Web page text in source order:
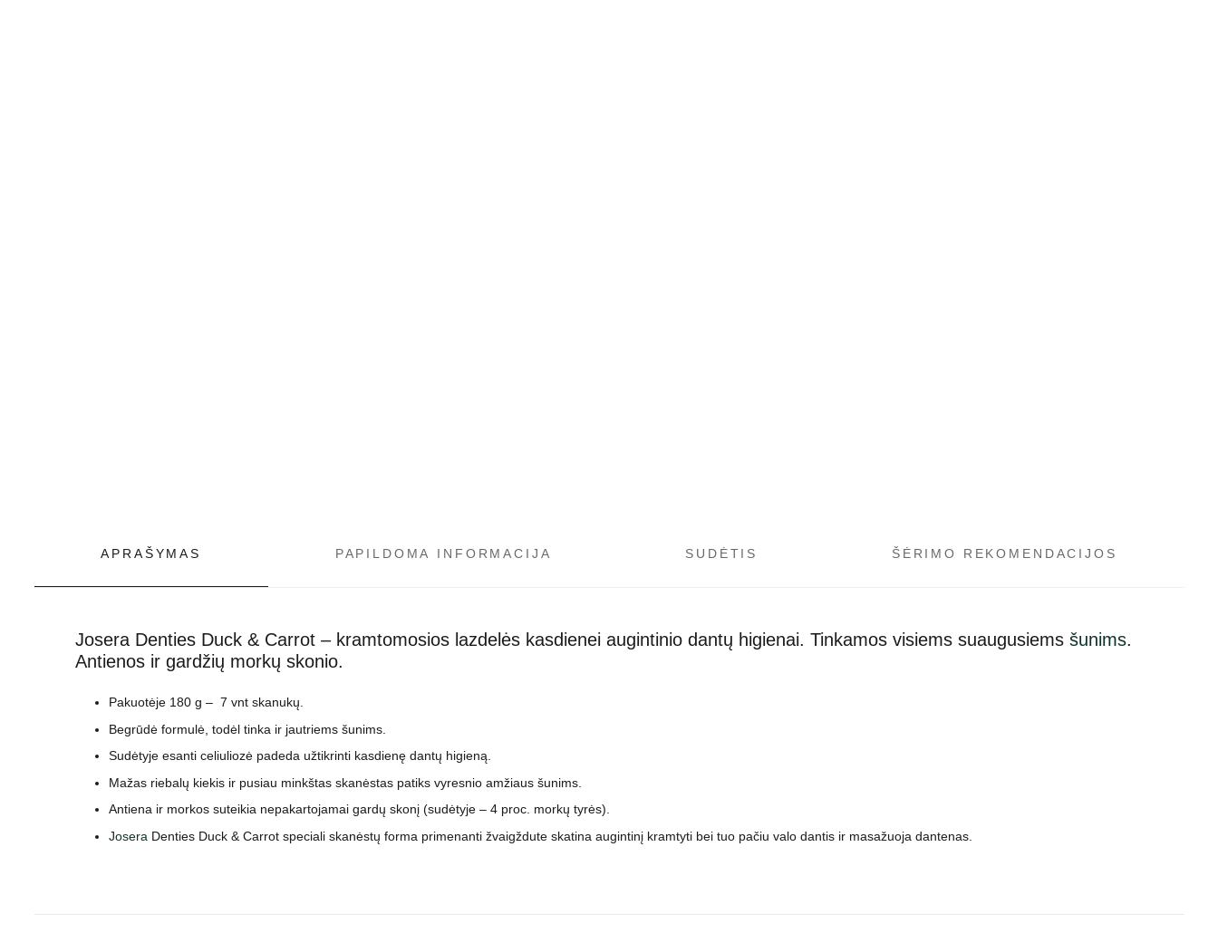
APRAŠYMAS PAPILDOMA INFORMACIJA SUDĖTIS ŠĖRIMO REKOMENDACIJOS
Josera Denties Duck & Carrot – kramtomosios lazdelės kasdienei augintinio dantų higienai. Tinkamos visiems suaugusiems šunims.
Antienos ir gardžių morkų skonio.
Pakuotėje 180 g – 7 vnt skanukų.
Begrūdė formulė, todėl tinka ir jautriems šunims.
Sudėtyje esanti celiuliozė padeda užtikrinti kasdienę dantų higieną.
Mažas riebalų kiekis ir pusiau minkštas skanėstas patiks vyresnio amžiaus šunims.
Antiena ir morkos suteikia nepakartojamai gardų skonį (sudėtyje – 4 proc. morkų tyrės).
Josera Denties Duck & Carrot speciali skanėstų forma primenanti žvaigždute skatina augintinį kramtyti bei tuo pačiu valo dantis ir masažuoja dantenas.